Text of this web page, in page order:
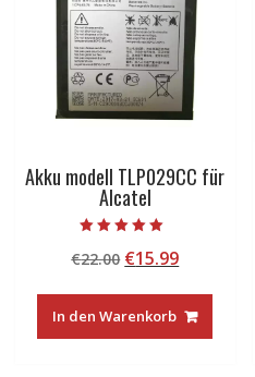
Akku modell TLP029CC für
Alcatel
5.00
von 5
€22.00 Ursprünglicher
war:
€22.00
€15.99Aktueller
ist:
€15.99.
In den Warenkorb